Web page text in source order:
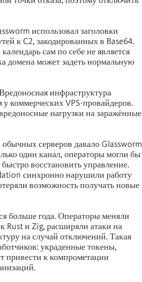
использовал заголовки
к C2, закодированных в Base64.
сам по себе не является
домена может задеть нормальную
инфраструктура
коммерческих VPS-провайдеров.
нагрузки на заражённые
серверов давало Glassworm
один канал, операторы могли бы
восстановить управление.
синхронно нарушили работу
возможность получать новые
больше года. Операторы меняли
Rust и Zig, расширяли атаки на
на случай отключений. Такая
украденные токены,
привести к компрометации